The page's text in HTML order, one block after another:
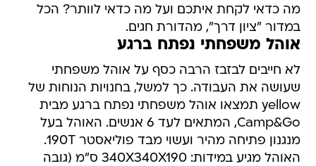
מה כדאי לקחת איתכם ועל מה כדאי לוותר? הכל
במדור "ציון דרך", מהדורת חגים.
אוהל משפחתי נפתח ברגע
לא חייבים לבזבז הרבה כסף על אוהל משפחתי
שעושה את העבודה. כך למשל, בחנויות הנוחות של
yellow תמצאו אוהל משפחתי נפתח ברגע מבית
Camp&Go, המתאים לעד 6 אנשים. האוהל בעל
מנגנון פתיחה מהיר ועשוי מבד פוליאסטר 190T.
האוהל מגיע במידות: 340X340X190 ס"מ (גובה